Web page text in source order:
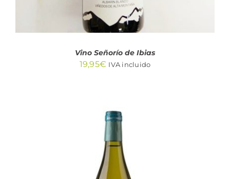
Vino Señorío de Ibias
19,95€ IVA incluido